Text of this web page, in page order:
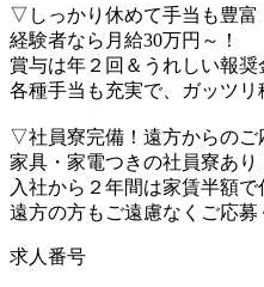
▽しっかり休めて手当も豊富
経験者なら月給30万円～！
賞与は年２回＆うれしい報奨
各種手当も充実で、ガッツ
▽社員寮完備！遠方からのご
家具・家電つきの社員寮あり
入社から２年間は家賃半額
遠方の方もご遠慮なくご応募
求人番号